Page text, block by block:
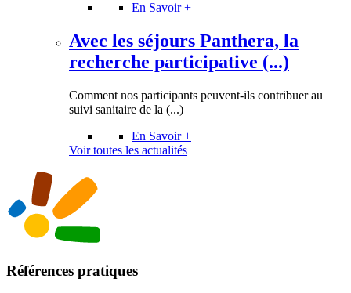
En Savoir +
Avec les séjours Panthera, la
recherche participative (...)
Comment nos participants peuvent-ils contribuer au
suivi sanitaire de la (...)
En Savoir +
Voir toutes les actualités
Références pratiques